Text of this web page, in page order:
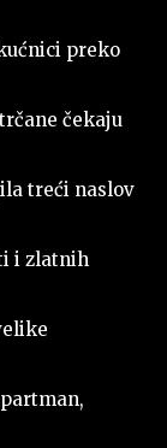
preko
čekaju
treći naslov
i zlatnih